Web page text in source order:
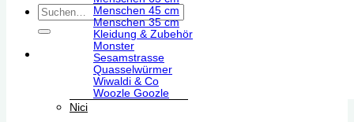
Suchen
nach:
Menschen 45 cm
Menschen 35 cm
Kleidung & Zubehör
Monster
Sesamstrasse
Quasselwürmer
Wiwaldi & Co
Woozle Goozle
Nici